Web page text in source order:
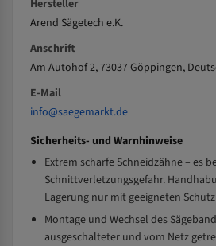
Hersteller
Arend Sägetech e.K.
Anschrift
Am Autohof 2, 73037 Göppingen,
E-Mail
info@saegemarkt.de
Sicherheits- und Warnhinweise
Extrem scharfe Schneidzähne – es
Schnittverletzungsgefahr.
Lagerung nur mit geeigneten
Montage und Wechsel des
ausgeschalteter und vom Netz